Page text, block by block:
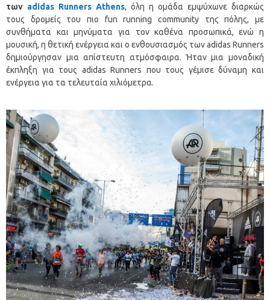
των adidas Runners Athens, όλη η ομάδα εμψύχωνε διαρκώς
τους δρομείς του πιο fun running community της πόλης, με
συνθήματα και μηνύματα για τον καθένα προσωπικά, ενώ η
μουσική, η θετική ενέργεια και ο ενθουσιασμός των adidas Runners
δημιούργησαν μια απίστευτη ατμόσφαιρα. Ήταν μια μοναδική
έκπληξη για τους adidas Runners που τους γέμισε δύναμη και
ενέργεια για τα τελευταία χιλιόμετρα.